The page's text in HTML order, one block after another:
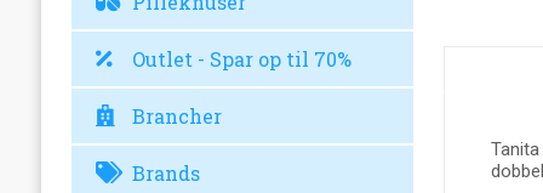
Outlet - Spar op til 70%
Brancher
Brands